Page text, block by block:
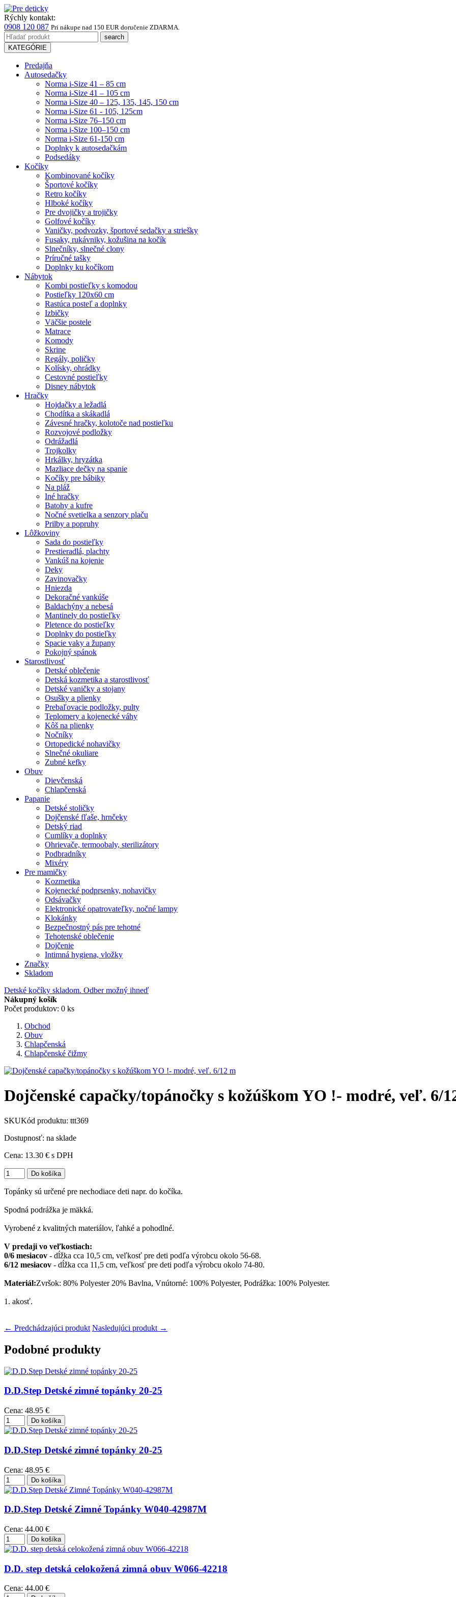
Rýchly kontakt:
0908 120 087 Pri nákupe nad 150 EUR doručenie ZDARMA.
KATEGÓRIE
Predajňa
Autosedačky
Norma i-Size 41 – 85 cm
Norma i-Size 41 – 105 cm
Norma i-Size 40 – 125, 135, 145, 150 cm
Norma i-Size 61 - 105, 125cm
Norma i-Size 76–150 cm
Norma i-Size 100–150 cm
Norma i-Size 61-150 cm
Doplnky k autosedačkám
Podsedáky
Kočíky
Kombinované kočíky
Športové kočíky
Retro kočíky
Hlboké kočíky
Pre dvojičky a trojičky
Golfové kočíky
Vaničky, podvozky, športové sedačky a striešky
Fusaky, rukávniky, kožušina na kočík
Slnečníky, slnečné clony
Príručné tašky
Doplnky ku kočíkom
Nábytok
Kombi postieľky s komodou
Postieľky 120x60 cm
Rastúca posteľ a doplnky
Izbičky
Väčšie postele
Matrace
Komody
Skrine
Regály, poličky
Kolísky, ohrádky
Cestovné postieľky
Disney nábytok
Hračky
Hojdačky a ležadlá
Chodítka a skákadlá
Závesné hračky, kolotoče nad postieľku
Rozvojové podložky
Odrážadlá
Trojkolky
Hrkálky, hryzátka
Mazliace dečky na spanie
Kočíky pre bábiky
Na pláž
Iné hračky
Batohy a kufre
Nočné svetielka a senzory plaču
Prilby a popruhy
Lôžkoviny
Sada do postieľky
Prestieradlá, plachty
Vankúš na kojenie
Deky
Zavinovačky
Hniezda
Dekoračné vankúše
Baldachýny a nebesá
Mantinely do postieľky
Pletence do postieľky
Doplnky do postieľky
Spacie vaky a župany
Pokojný spánok
Starostlivosť
Detské oblečenie
Detská kozmetika a starostlivosť
Detské vaničky a stojany
Osušky a plienky
Prebaľovacie podložky, pulty
Teplomery a kojenecké váhy
Kôš na plienky
Nočníky
Ortopedické nohavičky
Slnečné okuliare
Zubné kefky
Obuv
Dievčenská
Chlapčenská
Papanie
Detské stoličky
Dojčenské fľaše, hrnčeky
Detský riad
Cumlíky a doplnky
Ohrievače, termoobaly, sterilizátory
Podbradníky
Mixéry
Pre mamičky
Kozmetika
Kojenecké podprsenky, nohavičky
Odsávačky
Elektronické opatrovateľky, nočné lampy
Klokánky
Bezpečnostný pás pre tehotné
Tehotenské oblečenie
Dojčenie
Intimná hygiena, vložky
Značky
Skladom
Detské kočíky skladom. Odber možný ihneď
Nákupný košík
Počet produktov: 0 ks
Obchod
Obuv
Chlapčenská
Chlapčenské čižmy
Dojčenské capačky/topánočky s kožúškom YO !- modré, veľ. 6/
SKUKód produktu: ttt369
Dostupnosť: na sklade
Cena: 13.30 € s DPH
Topánky sú určené pre nechodiace deti napr. do kočíka.
Spodná podrážka je mäkká.
Vyrobené z kvalitných materiálov, ľahké a pohodlné.
V predaji vo veľkostiach:
0/6 mesiacov - dĺžka cca 10,5 cm, veľkosť pre deti podľa výrobcu okolo 56-68.
6/12 mesiacov - dĺžka cca 11,5 cm, veľkosť pre deti podľa výrobcu okolo 74-80.
Materiál:Zvršok: 80% Polyester 20% Bavlna, Vnútorné: 100% Polyester, Podrážka: 100% Polyester.
1. akosť.
← Predchádzajúci produkt Nasledujúci produkt →
Podobné produkty
D.D.Step Detské zimné topánky 20-25
Cena: 48.95 €
D.D.Step Detské zimné topánky 20-25
Cena: 48.95 €
D.D.Step Detské Zimné Topánky W040-42987M
Cena: 44.00 €
D.D. step detská celokožená zimná obuv W066-42218
Cena: 44.00 €